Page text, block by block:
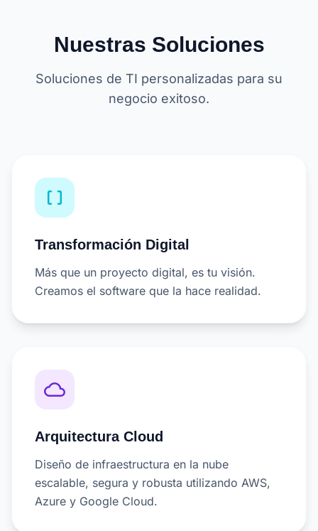
Nuestras Soluciones
Soluciones de TI personalizadas para su
negocio exitoso.
data_array
Transformación Digital
Más que un proyecto digital, es tu visión.
Creamos el software que la hace realidad.
cloud_queue
Arquitectura Cloud
Diseño de infraestructura en la nube
escalable, segura y robusta utilizando AWS,
Azure y Google Cloud.